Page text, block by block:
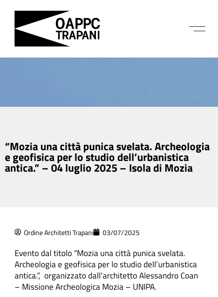
“Mozia una città punica svelata. Archeologia
e geofisica per lo studio dell’urbanistica
antica.” – 04 luglio 2025 – Isola di Mozia
Ordine Architetti Trapani 03/07/2025
Evento dal titolo “Mozia una città punica svelata.
Archeologia e geofisica per lo studio dell’urbanistica
antica.”, organizzato dall’architetto Alessandro Coan
– Missione Archeologica Mozia – UNIPA.